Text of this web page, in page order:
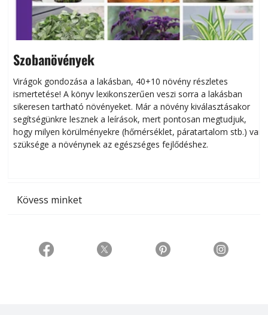
Szobanövények
Virágok gondozása a lakásban, 40+10 növény részletes
ismertetése! A könyv lexikonszerűen veszi sorra a lakásban
sikeresen tart­ha­tó növényeket. Már a növény kiválasztásakor
segítségünkre lesznek a leírások, mert pontosan megtudjuk,
hogy milyen körülményekre (hőmérséklet, páratartalom stb.) van
szüksége a növénynek az egészséges fejlődéshez.
Kövess minket